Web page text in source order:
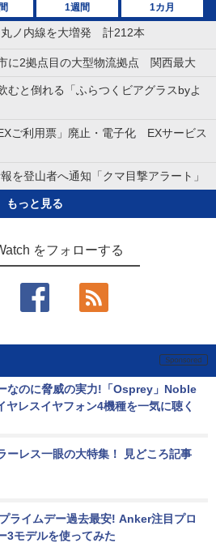
1週間 1カ月
ノ内線を大増発 計212本
に2拠点目の大型物流拠点 関西最大
むと倒れる「ふらつくビアグラスbyよ
ご利用票」廃止・電子化 EXサービス
を登山者へ通知「クマ目撃アラート」
もっと見る
をフォローする
なのに脅威の実力!「Osprey」Noble
レスイヤフォン4機種を一気に聴く
ーレス一眼の大特集！ 見どころ記事
ライムデー過去最安! Anker注目プロ
3モデルを使ってみた